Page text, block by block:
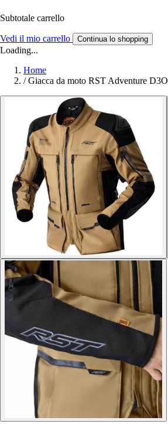
Subtotale carrello
Vedi il mio carrello Continua lo shopping
Loading...
Home
/ Giacca da moto RST Adventure D3O